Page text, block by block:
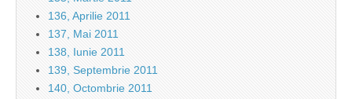
136, Aprilie 2011
137, Mai 2011
138, Iunie 2011
139, Septembrie 2011
140, Octombrie 2011